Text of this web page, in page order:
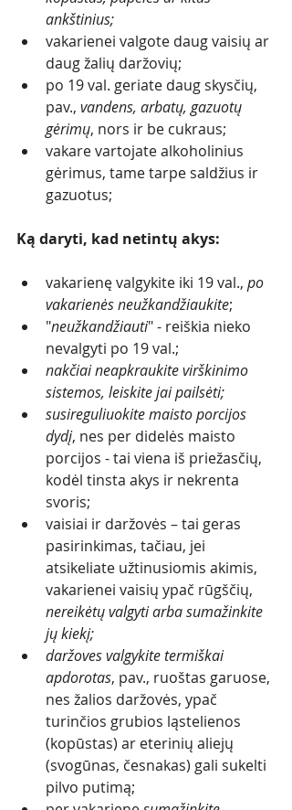
ankštinius;
vakarienei valgote daug vaisių ar
daug žalių daržovių;
po 19 val. geriate daug skysčių,
pav., vandens, arbatų, gazuotų
gėrimų, nors ir be cukraus;
vakare vartojate alkoholinius
gėrimus, tame tarpe saldžius ir
gazuotus;
Ką daryti, kad netintų akys:
vakarienę valgykite iki 19 val., po
vakarienės neužkandžiaukite;
"neužkandžiauti" - reiškia nieko
nevalgyti po 19 val.;
nakčiai neapkraukite virškinimo
sistemos, leiskite jai pailsėti;
susireguliuokite maisto porcijos
dydį, nes per didelės maisto
porcijos - tai viena iš priežasčių,
kodėl tinsta akys ir nekrenta
svoris;
vaisiai ir daržovės – tai geras
pasirinkimas, tačiau, jei
atsikeliate užtinusiomis akimis,
vakarienei vaisių ypač rūgščių,
nereikėtų valgyti arba sumažinkite
jų kiekį;
daržoves valgykite termiškai
apdorotas, pav., ruoštas garuose,
nes žalios daržovės, ypač
turinčios grubios ląstelienos
(kopūstas) ar eterinių aliejų
(svogūnas, česnakas) gali sukelti
pilvo putimą;